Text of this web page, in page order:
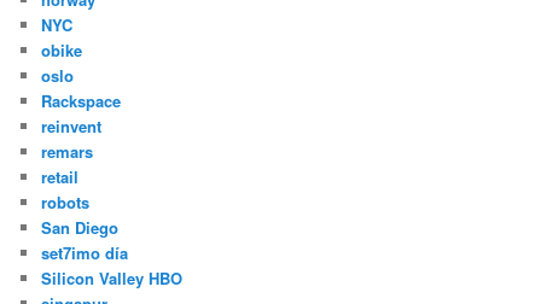
NYC
obike
oslo
Rackspace
reinvent
remars
retail
robots
San Diego
set7imo día
Silicon Valley HBO